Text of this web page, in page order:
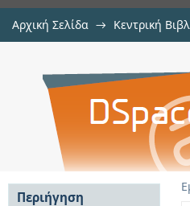
Αρχική Σελίδα → Κεντρική
Διαχρονική
μεθόδους και
και νησιωτικές
Περιήγηση